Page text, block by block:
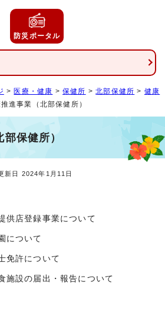
防災ポータル
>医療・健康 >保健所 >北部保健所 > 健康
進事業（北部保健所）
保健所）
日 2024年1月11日
供店登録事業について
について
免許について
施設の届出・報告について